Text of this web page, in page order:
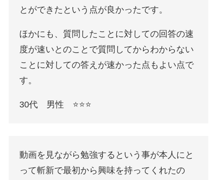
とができたという点が良かったです。
ほかにも、質問したことに対しての回答の速
度が速いとのことで質問してからわからない
ことに対しての答えが速かった点もよい点で
す。
30代 男性 ⭐️⭐️⭐️
動画を見ながら勉強するという事が本人にと
って斬新で最初から興味を持ってくれたの